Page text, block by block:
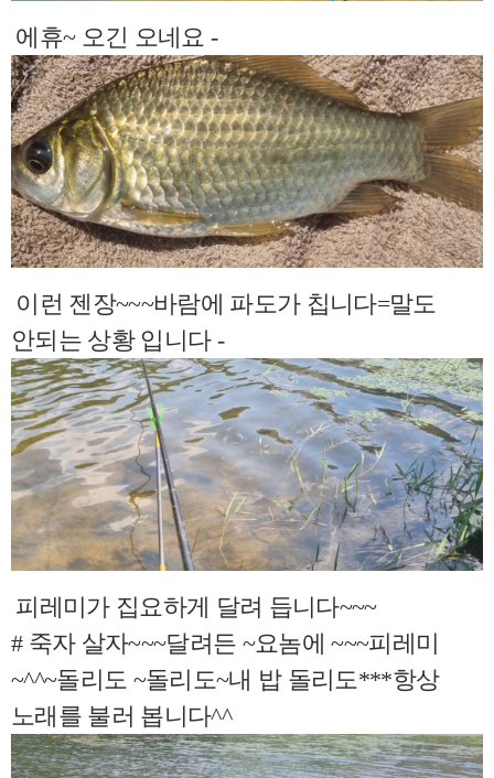
에휴~ 오긴 오네요 -
이런 젠장~~~바람에 파도가 칩니다=말도
안되는 상황 입니다 -
피레미가 집요하게 달려 듭니다~~~
# 죽자 살자~~~달려든 ~요놈에 ~~~피레미
~^^~돌리도 ~돌리도~내 밥 돌리도***항상
노래를 불러 봅니다^^